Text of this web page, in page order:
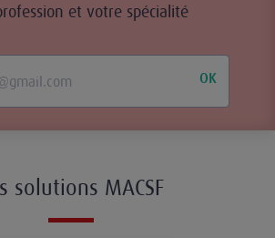
et votre spécialité
OK
solutions MACSF